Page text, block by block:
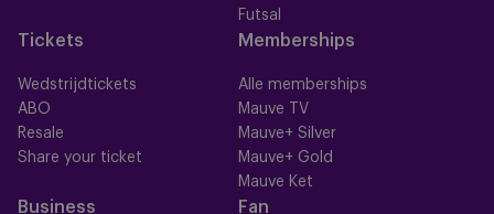
Futsal
Tickets
Wedstrijdtickets
ABO
Resale
Share your ticket
Memberships
Alle memberships
Mauve TV
Mauve+ Silver
Mauve+ Gold
Mauve Ket
Business Fan